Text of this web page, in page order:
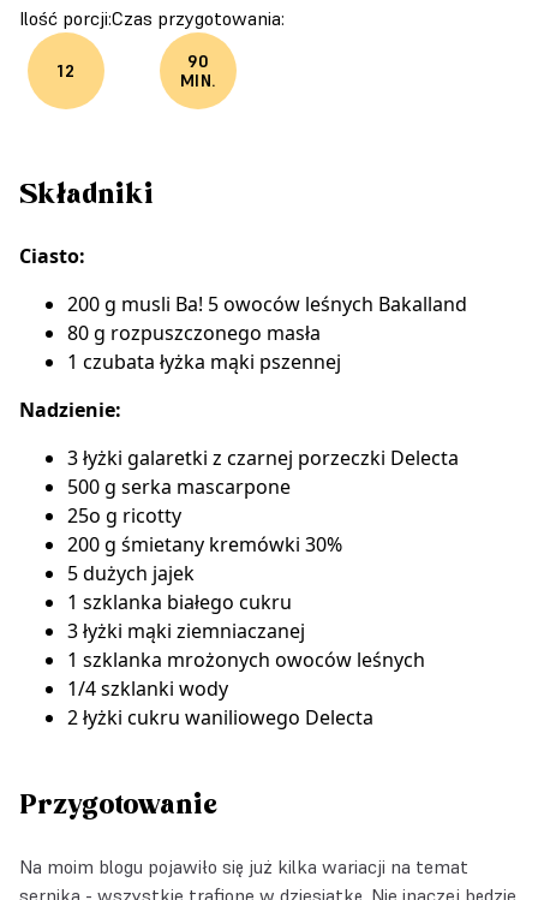
Ilość porcji:
12
Czas przygotowania:
90
MIN.
Składniki
Ciasto:
200 g musli Ba! 5 owoców leśnych Bakalland
80 g rozpuszczonego masła
1 czubata łyżka mąki pszennej
Nadzienie:
3 łyżki galaretki z czarnej porzeczki Delecta
500 g serka mascarpone
25o g ricotty
200 g śmietany kremówki 30%
5 dużych jajek
1 szklanka białego cukru
3 łyżki mąki ziemniaczanej
1 szklanka mrożonych owoców leśnych
1/4 szklanki wody
2 łyżki cukru waniliowego Delecta
Przygotowanie
Na moim blogu pojawiło się już kilka wariacji na temat
sernika - wszystkie trafione w dziesiątkę. Nie inaczej będzie